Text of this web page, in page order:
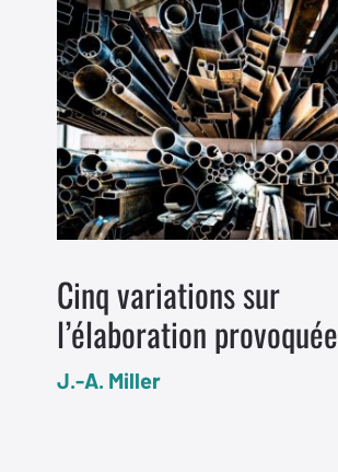
Cinq variations sur
l’élaboration provoquée
J.-A. Miller